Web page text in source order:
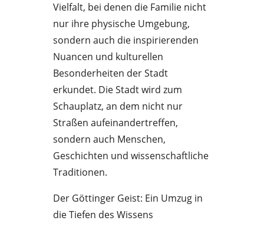
Vielfalt, bei denen die Familie nicht
nur ihre physische Umgebung,
sondern auch die inspirierenden
Nuancen und kulturellen
Besonderheiten der Stadt
erkundet. Die Stadt wird zum
Schauplatz, an dem nicht nur
Straßen aufeinandertreffen,
sondern auch Menschen,
Geschichten und wissenschaftliche
Traditionen.
Der Göttinger Geist: Ein Umzug in
die Tiefen des Wissens